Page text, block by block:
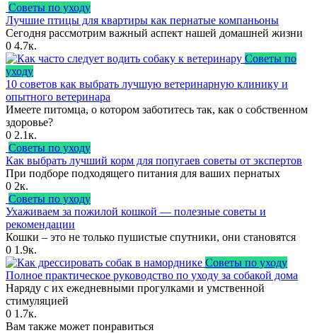
Советы по уходу
Лучшие птицы для квартиры как пернатые компаньоны
Сегодня рассмотрим важный аспект нашей домашней жизни
0 4.7к.
Советы по
уходу
10 советов как выбрать лучшую ветеринарную клинику и
опытного ветеринара
Имеете питомца, о котором заботитесь так, как о собственном
здоровье?
0 2.1к.
Советы по уходу
Как выбрать лучший корм для попугаев советы от экспертов
При подборе подходящего питания для ваших пернатых
0 2к.
Советы по уходу
Ухаживаем за пожилой кошкой — полезные советы и
рекомендации
Кошки – это не только пушистые спутники, они становятся
0 1.9к.
Советы по уходу
Полное практическое руководство по уходу за собакой дома
Наряду с их ежедневными прогулками и умственной
стимуляцией
0 1.7к.
Вам также может понравиться